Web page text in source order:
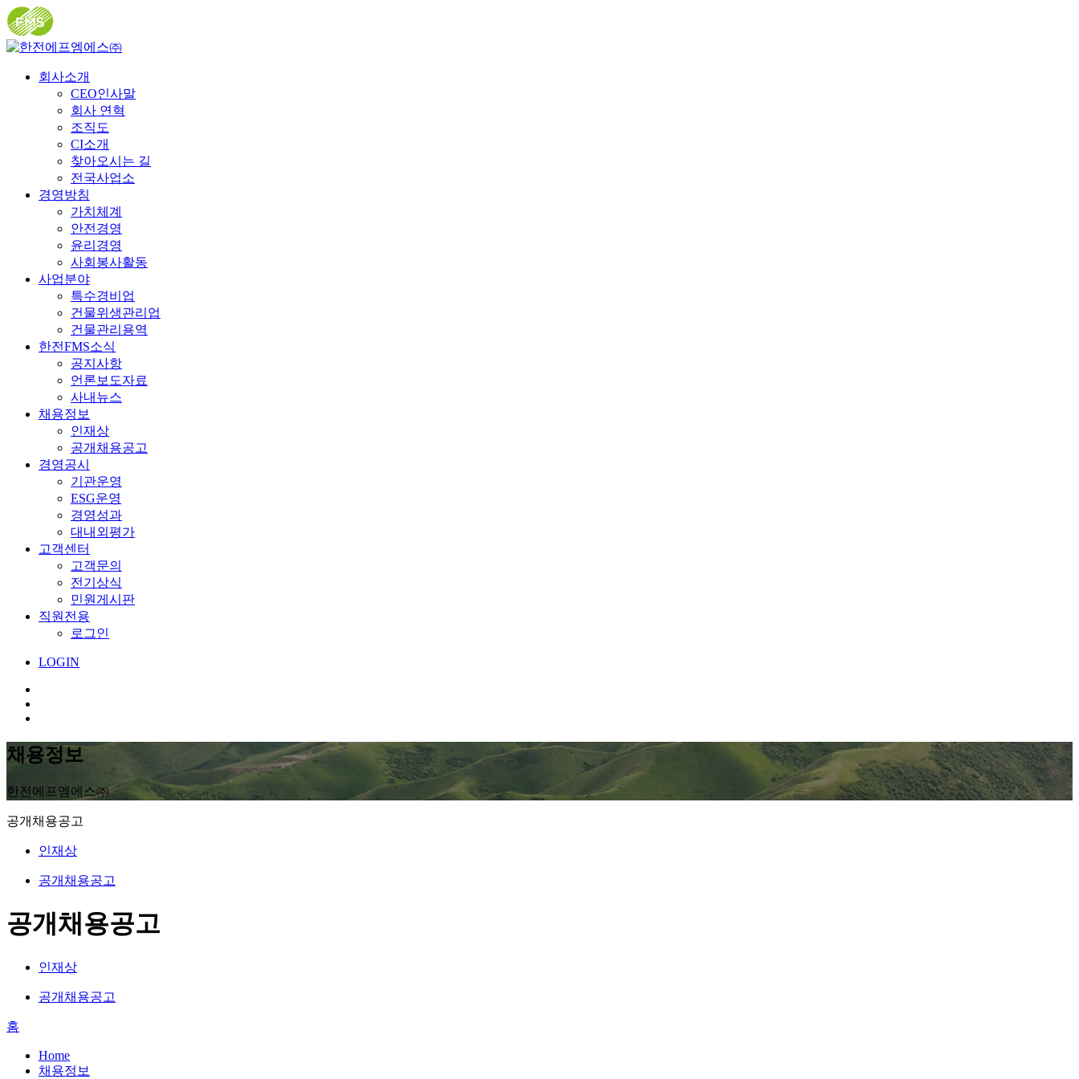
회사소개
CEO인사말
회사 연혁
조직도
CI소개
찾아오시는 길
전국사업소
경영방침
가치체계
안전경영
윤리경영
사회봉사활동
사업분야
특수경비업
건물위생관리업
건물관리용역
한전FMS소식
공지사항
언론보도자료
사내뉴스
채용정보
인재상
공개채용공고
경영공시
기관운영
ESG운영
경영성과
대내외평가
고객센터
고객문의
전기상식
민원게시판
직원전용
로그인
LOGIN
채용정보
한전에프엠에스㈜
공개채용공고
인재상
공개채용공고
공개채용공고
인재상
공개채용공고
홈
Home
채용정보